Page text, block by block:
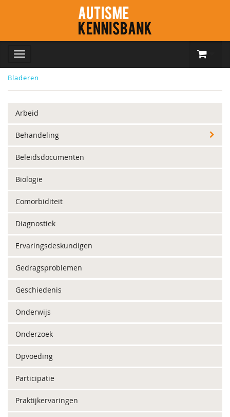
Bladeren
Arbeid
Behandeling
Beleidsdocumenten
Biologie
Comorbiditeit
Diagnostiek
Ervaringsdeskundigen
Gedragsproblemen
Geschiedenis
Onderwijs
Onderzoek
Opvoeding
Participatie
Praktijkervaringen